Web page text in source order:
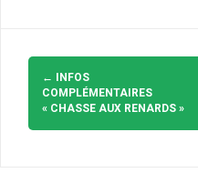
Navigation
d'article
←
INFOS
COMPLÉMENTAIRES
« CHASSE AUX RENARDS »